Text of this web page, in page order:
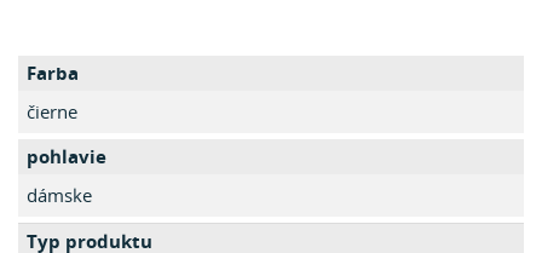
Farba
čierne
pohlavie
dámske
Typ produktu